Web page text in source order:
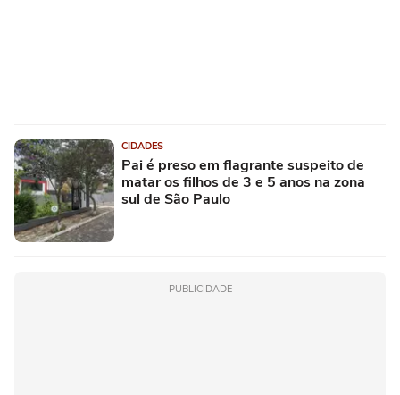
CIDADES
Pai é preso em flagrante suspeito de
matar os filhos de 3 e 5 anos na zona
sul de São Paulo
PUBLICIDADE